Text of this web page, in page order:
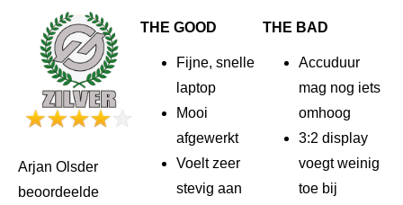
Arjan Olsder
beoordeelde
THE GOOD
Fijne, snelle
laptop
Mooi
afgewerkt
Voelt zeer
stevig aan
THE BAD
Accuduur
mag nog iets
omhoog
3:2 display
voegt weinig
toe bij